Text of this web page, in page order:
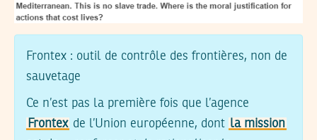
Frontex : outil de contrôle des frontières, non de
sauvetage
Ce n’est pas la première fois que l’agence
Frontex de l’Union européenne, dont la mission